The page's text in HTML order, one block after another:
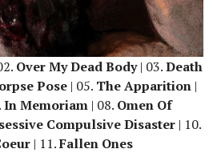
Over My Dead Body| 03.Death
Pose | 05. The Apparition |
In Memoriam| 08. Omen Of
Compulsive Disaster| 10.
| 11.Fallen Ones